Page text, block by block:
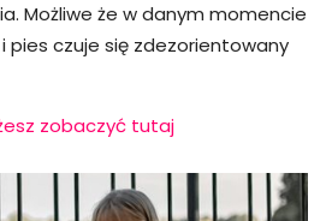
Możliwe że w danym momencie
pies czuje się zdezorientowany
zobaczyć tutaj